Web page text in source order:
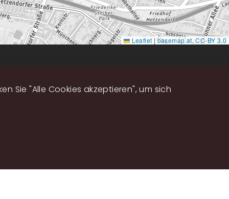
Leaflet | basemap.at,CC-BY 3.0
Sie "Alle Cookies akzeptieren", um sich